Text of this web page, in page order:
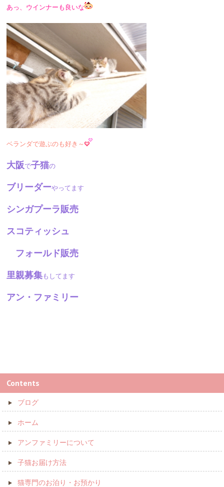
あっ、ウインナーも良いな
ベランダで遊ぶのも好き～
大阪で子猫の
ブリーダーやってます
シンガプーラ販売
スコティッシュ
フォールド販売
里親募集もしてます
アン・ファミリー
Contents
ブログ
ホーム
アンファミリーについて
子猫お届け方法
猫専門のお泊り・お預かり